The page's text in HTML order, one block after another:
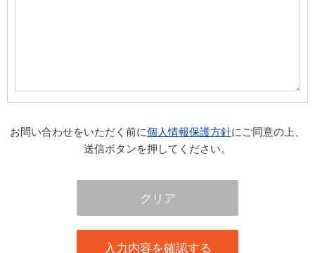
お問い合わせをいただく前に個人情報保護方針にご同意の上、
送信ボタンを押してください。